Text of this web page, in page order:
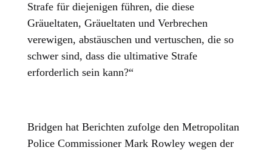
Strafe für diejenigen führen, die diese
Gräueltaten, Gräueltaten und Verbrechen
verewigen, abstäuschen und vertuschen, die so
schwer sind, dass die ultimative Strafe
erforderlich sein kann?“
Bridgen hat Berichten zufolge den Metropolitan
Police Commissioner Mark Rowley wegen der